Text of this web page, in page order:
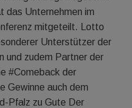
das Unternehmen im
mitgeteilt. Lotto
Unterstützer der
und zudem Partner der
#Comeback der
Gewinne auch dem
Pfalz zu Gute Der